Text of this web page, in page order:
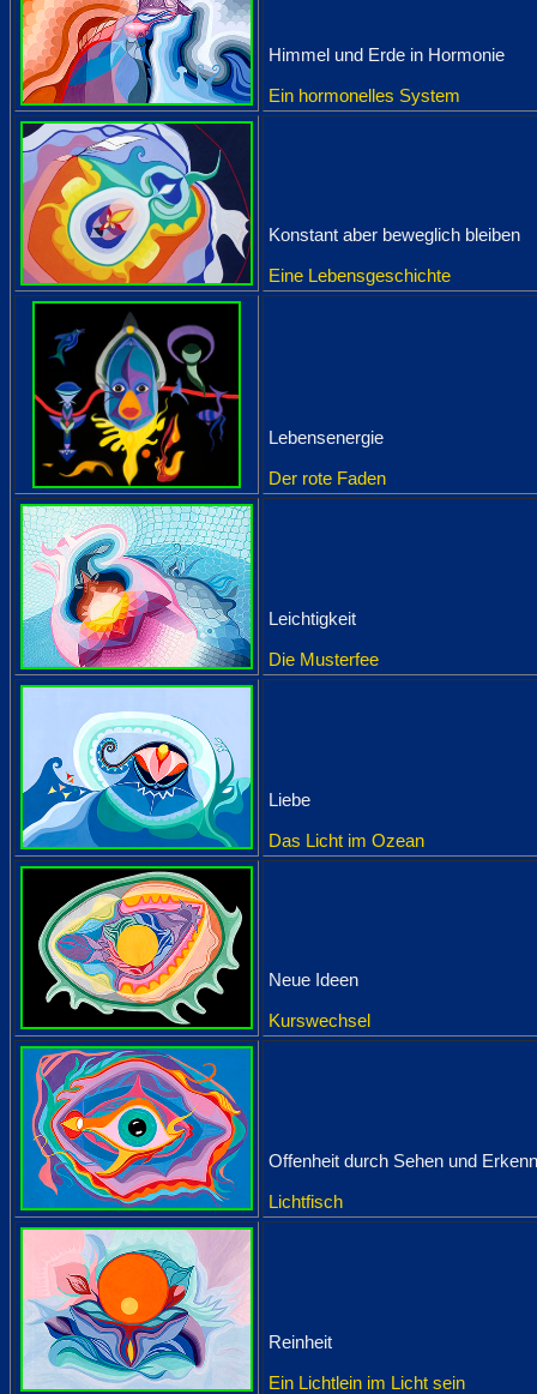
Himmel und Erde in Hormonie
Ein hormonelles System
Konstant aber beweglich bleiben
Eine Lebensgeschichte
Lebensenergie
Der rote Faden
Leichtigkeit
Die Musterfee
Liebe
Das Licht im Ozean
Neue Ideen
Kurswechsel
Offenheit durch Sehen und
Lichtfisch
Reinheit
Ein Lichtlein im Licht sein